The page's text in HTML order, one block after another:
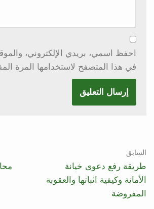
احفظ اسمي، بريدي الإلكتروني،
في هذا المتصفح لاستخدامها المرة
السابق
طريقة رفع دعوى خيانة
الأمانة وكيفية اثباتها والعقوبة
المفروضة